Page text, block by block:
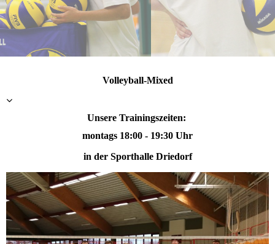
Volleyball-Mixed
Unsere Trainingszeiten:
montags 18:00 - 19:30 Uhr
in der Sporthalle Driedorf